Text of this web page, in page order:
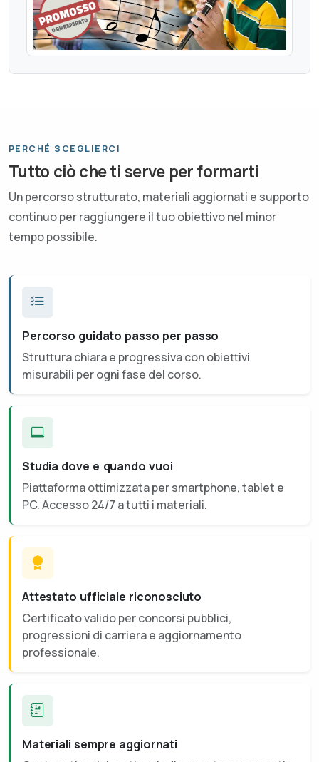
PERCHÉ SCEGLIERCI
Tutto ciò che ti serve per formarti
Un percorso strutturato, materiali aggiornati e supporto
continuo per raggiungere il tuo obiettivo nel minor
tempo possibile.
Percorso guidato passo per passo
Struttura chiara e progressiva con obiettivi
misurabili per ogni fase del corso.
Studia dove e quando vuoi
Piattaforma ottimizzata per smartphone, tablet e
PC. Accesso 24/7 a tutti i materiali.
Attestato ufficiale riconosciuto
Certificato valido per concorsi pubblici,
progressioni di carriera e aggiornamento
professionale.
Materiali sempre aggiornati